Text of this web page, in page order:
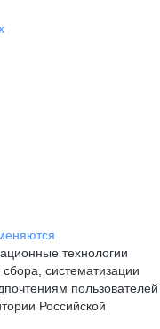
технологии
систематизации
пользователей
Российской